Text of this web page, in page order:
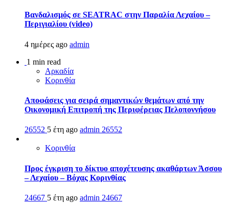
Βανδαλισμός σε SEATRAC στην Παραλία Λεχαίου –
Περιγιαλίου (video)
4 ημέρες ago admin
1 min read
Αρκαδία
Κορινθία
Αποφάσεις για σειρά σημαντικών θεμάτων από την
Οικονομική Επιτροπή της Περιφέρειας Πελοποννήσου
26552 5 έτη ago admin 26552
Κορινθία
Προς έγκριση το δίκτυο αποχέτευσης ακαθάρτων Άσσου
– Λεχαίου – Βόχας Κορινθίας
24667 5 έτη ago admin 24667